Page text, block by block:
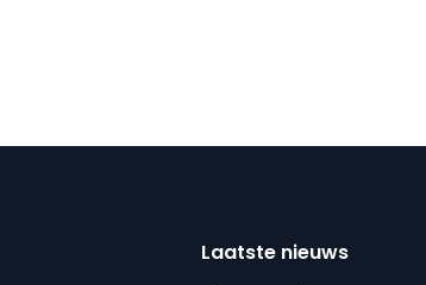
Laatste nieuws